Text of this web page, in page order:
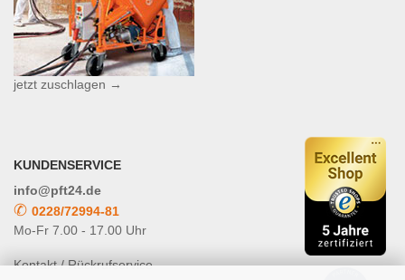
jetzt zuschlagen →
KUNDENSERVICE
info@pft24.de
✆ 0228/72994-81
Mo-Fr 7.00 - 17.00 Uhr
Kontakt / Rückrufservice